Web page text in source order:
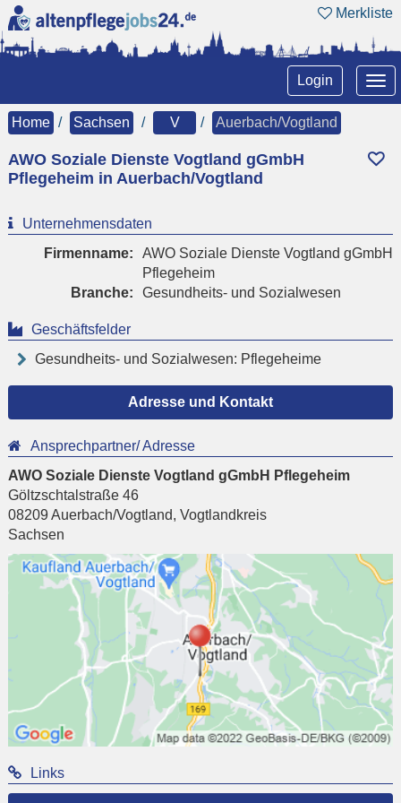
Merkliste
Login
Home Sachsen V Auerbach/Vogtland
AWO Soziale Dienste Vogtland gGmbH
Pflegeheim in Auerbach/Vogtland
Unternehmensdaten
Firmenname:
AWO Soziale Dienste Vogtland gGmbH
Pflegeheim
Branche:
Gesundheits- und Sozialwesen
Geschäftsfelder
Gesundheits- und Sozialwesen: Pflegeheime
Adresse und Kontakt
Ansprechpartner/ Adresse
AWO Soziale Dienste Vogtland gGmbH Pflegeheim
Göltzschtalstraße 46
08209Auerbach/Vogtland, Vogtlandkreis
Sachsen
Links